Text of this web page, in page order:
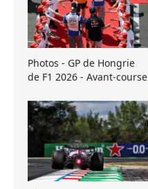
Photos - GP de Hongrie
de F1 2026 - Avant-course